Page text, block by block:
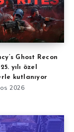
Ghost Recon
yılı özel
kutlanıyor
2026